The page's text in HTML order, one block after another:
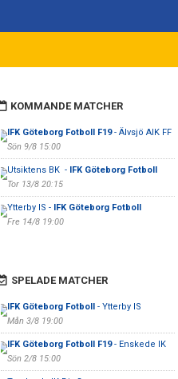
KOMMANDE MATCHER
IFK Göteborg Fotboll F19- Älvsjö AIK FF
Sön 9/8 15:00
Utsiktens BK - IFK Göteborg Fotboll
Tor 13/8 20:15
Ytterby IS - IFK Göteborg Fotboll
Fre 14/8 19:00
SPELADE MATCHER
IFK Göteborg Fotboll- Ytterby IS
Mån 3/8 19:00
IFK Göteborg Fotboll F19- Enskede IK
Sön 2/8 15:00